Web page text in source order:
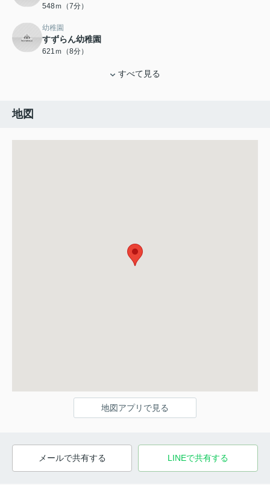
548ｍ（7分）
幼稚園
すずらん幼稚園
621ｍ（8分）
すべて見る
地図
地図アプリで見る
メールで共有する LINEで共有する